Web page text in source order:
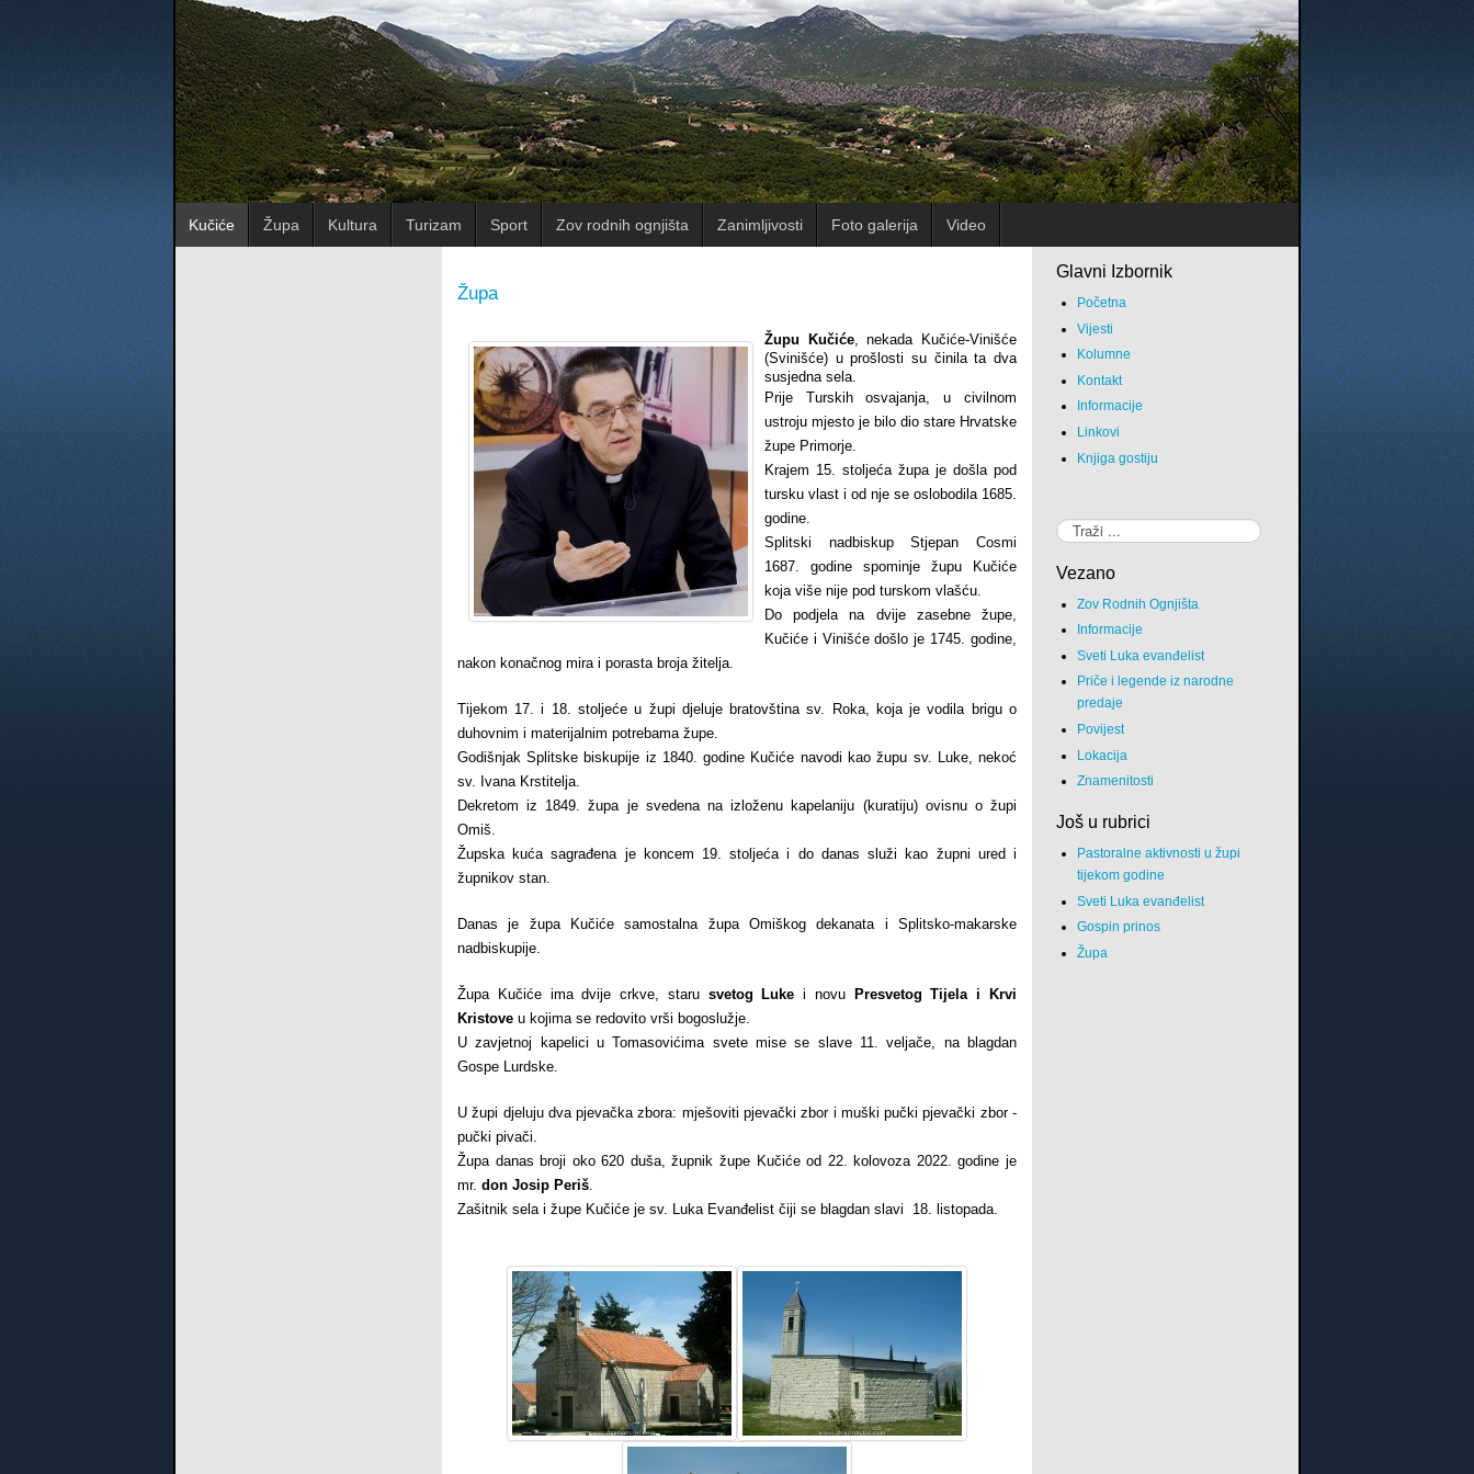
Kučiće Župa Kultura Turizam Sport Zov rodnih ognjišta Zanimljivosti Foto galerija Video
Župa
Župu Kučiće, nekada Kučiće-Vinišće
(Svinišće) u prošlosti su činila ta dva
susjedna sela.
Prije Turskih osvajanja, u civilnom
ustroju mjesto je bilo dio stare Hrvatske
župe Primorje.
Krajem 15. stoljeća župa je došla pod
tursku vlast i od nje se oslobodila 1685.
godine.
Splitski nadbiskup Stjepan Cosmi
1687. godine spominje župu Kučiće
koja više nije pod turskom vlašću.
Do podjela na dvije zasebne župe,
Kučiće i Vinišće došlo je 1745. godine,
nakon konačnog mira i porasta broja žitelja.
Tijekom 17. i 18. stoljeće u župi djeluje bratovština sv. Roka, koja je vodila brigu o
duhovnim i materijalnim potrebama župe.
Godišnjak Splitske biskupije iz 1840. godine Kučiće navodi kao župu sv. Luke, nekoć
sv. Ivana Krstitelja.
Dekretom iz 1849. župa je svedena na izloženu kapelaniju (kuratiju) ovisnu o župi
Omiš.
Župska kuća sagrađena je koncem 19. stoljeća i do danas služi kao župni ured i
župnikov stan.
Danas je župa Kučiće samostalna župa Omiškog dekanata i Splitsko-makarske
nadbiskupije.
Župa Kučiće ima dvije crkve, staru svetog Luke i novu
Presvetog Tijela i Krvi
Kristoveu kojima se redovito vrši bogoslužje.
U zavjetnoj kapelici u Tomasovićima svete mise se slave 11. veljače, na blagdan
Gospe Lurdske.
U župi djeluju dva pjevačka zbora: mješoviti pjevački zbor i muški pučki pjevački zbor -
pučki pivači.
Župa danas broji oko 620 duša, župnik župe Kučiće od 22. kolovoza 2022. godine je
mr. don Josip Periš.
Zašitnik sela i župe Kučiće je sv. Luka Evanđelist čiji se blagdan slavi 18. listopada.
Glavni Izbornik
Početna
Vijesti
Kolumne
Kontakt
Informacije
Linkovi
Knjiga gostiju
Traži...
Vezano
Zov Rodnih Ognjišta
Informacije
Sveti Luka evanđelist
Priče i legende iz narodne
predaje
Povijest
Lokacija
Znamenitosti
Još u rubrici
Pastoralne aktivnosti u župi
tijekom godine
Sveti Luka evanđelist
Gospin prinos
Župa